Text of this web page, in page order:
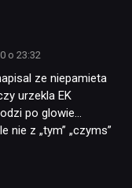
o 23:32
ze niepamieta
urzekla EK
po glowie…
nie z „tym” „czyms”